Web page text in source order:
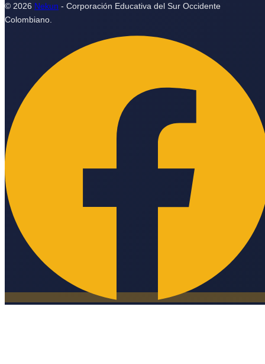
© 2026 Nekun - Corporación Educativa del Sur Occidente
Colombiano.